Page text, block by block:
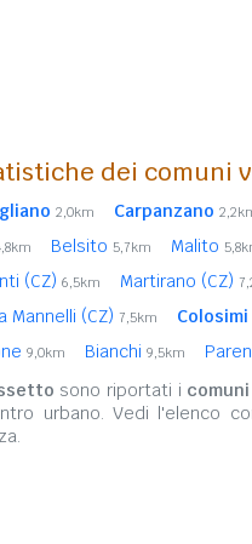
dei comuni
2,0km Carpanzano
Belsito 5,7km Malito
(CZ) 6,5km Martirano (CZ)
Mannelli (CZ) 7,5km Colosimi
9,0km Bianchi 9,5km
sono riportati i
urbano. Vedi l'elenco